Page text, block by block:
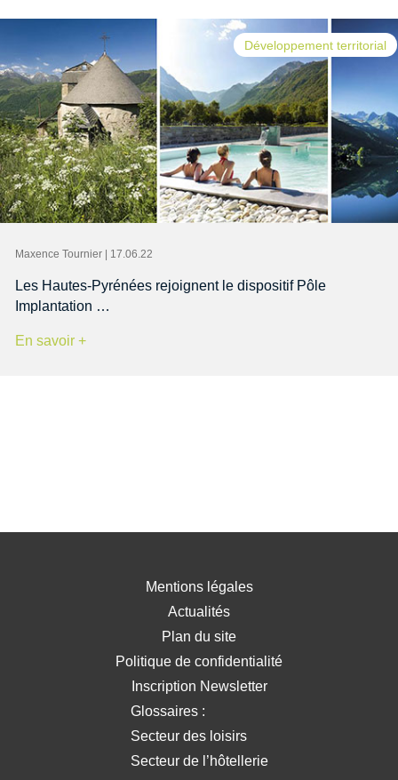
Développement territorial
Maxence Tournier | 17.06.22
Les Hautes-Pyrénées rejoignent le dispositif Pôle
Implantation …
En savoir +
Mentions légales
Actualités
Plan du site
Politique de confidentialité
Inscription Newsletter
Glossaires :
Secteur des loisirs
Secteur de l’hôtellerie